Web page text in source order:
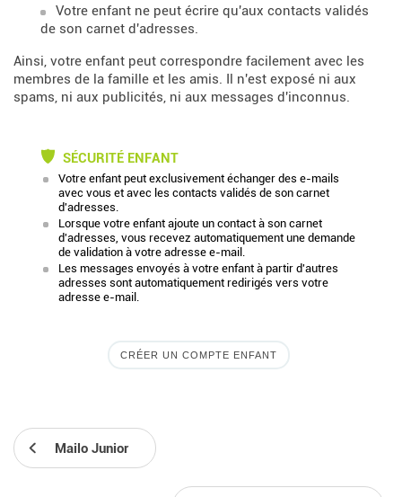
Votre enfant ne peut écrire qu'aux contacts validés
de son carnet d'adresses.
Ainsi, votre enfant peut correspondre facilement avec les
membres de la famille et les amis. Il n'est exposé ni aux
spams, ni aux publicités, ni aux messages d'inconnus.
SÉCURITÉ ENFANT
Votre enfant peut exclusivement échanger des e-mails
avec vous et avec les contacts validés de son carnet
d'adresses.
Lorsque votre enfant ajoute un contact à son carnet
d'adresses, vous recevez automatiquement une demande
de validation à votre adresse e-mail.
Les messages envoyés à votre enfant à partir d'autres
adresses sont automatiquement redirigés vers votre
adresse e-mail.
CRÉER UN COMPTE ENFANT
Mailo Junior